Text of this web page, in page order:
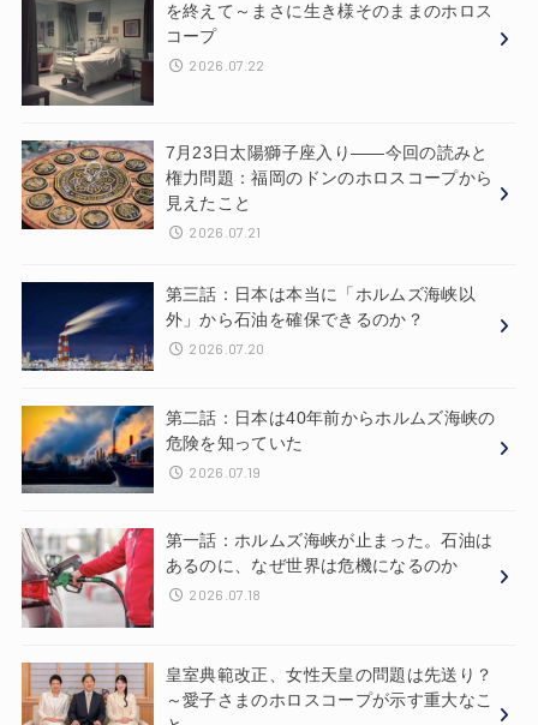
を終えて～まさに生き様そのままのホロス
コープ
2026.07.22
7月23日太陽獅子座入り——今回の読みと
権力問題：福岡のドンのホロスコープから
見えたこと
2026.07.21
第三話：日本は本当に「ホルムズ海峡以
外」から石油を確保できるのか？
2026.07.20
第二話：日本は40年前からホルムズ海峡の
危険を知っていた
2026.07.19
第一話：ホルムズ海峡が止まった。石油は
あるのに、なぜ世界は危機になるのか
2026.07.18
皇室典範改正、女性天皇の問題は先送り？
～愛子さまのホロスコープが示す重大なこ